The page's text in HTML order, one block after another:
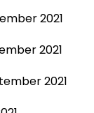
2021
2021
2021